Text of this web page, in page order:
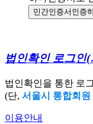
민간인증서 인증
법인확인 로그인(
법인확인을 통한 로
(단, 서울시 통합회원
이용안내